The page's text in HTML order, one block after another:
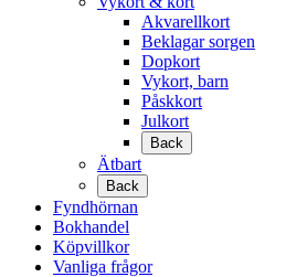
Akvarellkort
Beklagar sorgen
Dopkort
Vykort, barn
Påskkort
Julkort
Back
Ätbart
Back
Fyndhörnan
Bokhandel
Köpvillkor
Vanliga frågor